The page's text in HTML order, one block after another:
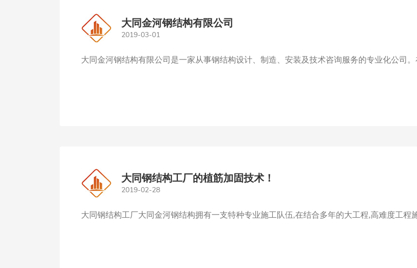
大同金河钢结构有限公司
2019-03-01
大同金河钢结构有限公司是一家从事钢结构设计、制造、安装及技术咨询服务的专业化公司
大同钢结构工厂的植筋加固技术！
2019-02-28
大同钢结构工厂大同金河钢结构拥有一支特种专业施工队伍,在结合多年的大工程,高难度工程